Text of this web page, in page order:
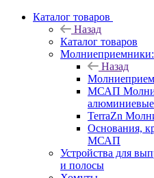
Каталог товаров
Назад
Каталог товаров
Назад
МСАП
алюминиевые
TerraZn
Основания,
МСАП
Устройства для
и полосы